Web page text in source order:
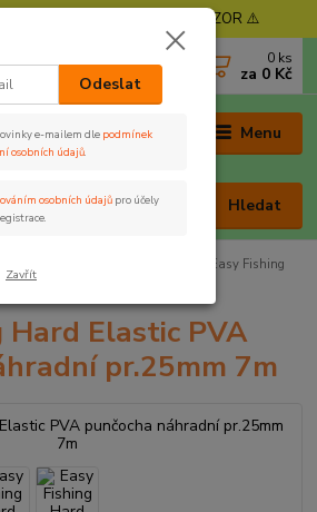
expedujeme od 11. 8. - POZOR ⚠️
Menu
Hledat
0 ks
za 0 Kč
Easy Fishing
pr.25mm 7m
Hard Elastic PVA
pr.25mm 7m
Odeslat
e-mailem dle podmínek
osobních údajů.
osobních údajů pro účely
Zavřít